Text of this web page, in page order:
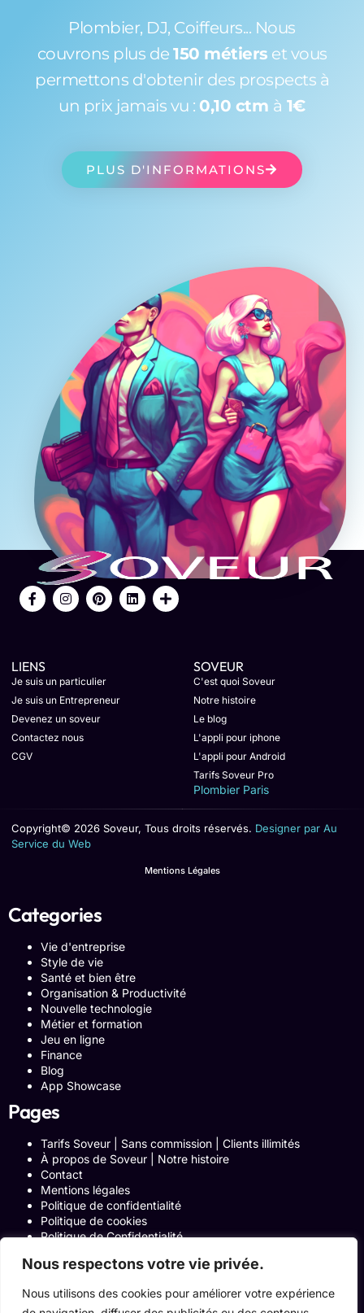
Nous respectons votre vie privée.
Nous utilisons des cookies pour améliorer votre expérience
Plombier, DJ, Coiffeurs... Nous
couvrons plus de 150 métiers et vous
permettons d'obtenir des prospects à
un prix jamais vu : 0,10 ctm à 1€
PLUS D'INFORMATIONS
LIENS
Je suis un particulier
Je suis un Entrepreneur
Devenez un soveur
Contactez nous
CGV
SOVEUR
C'est quoi Soveur
Notre histoire
Le blog
L'appli pour iphone
L'appli pour Android
Tarifs Soveur Pro
Plombier Paris
Copyright© 2026 Soveur, Tous droits réservés. Designer par Au
Service du Web
Mentions Légales
Categories
Vie d'entreprise
Style de vie
Santé et bien être
Organisation & Productivité
Nouvelle technologie
Métier et formation
Jeu en ligne
Finance
Blog
App Showcase
Pages
Tarifs Soveur | Sans commission | Clients illimités
À propos de Soveur | Notre histoire
Contact
Mentions légales
Politique de confidentialité
Politique de cookies
Politique de Confidentialité
Blog
Programme Affiliation